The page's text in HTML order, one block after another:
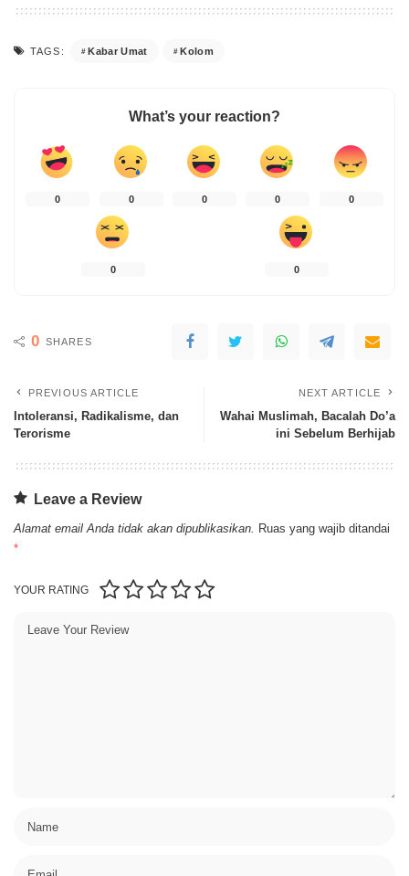
TAGS: Kabar Umat Kolom
What’s your reaction?
0 0 0 0 0
0 0
0 SHARES
PREVIOUS ARTICLE
Intoleransi, Radikalisme, dan
Terorisme
NEXT ARTICLE
Wahai Muslimah, Bacalah Do’a
ini Sebelum Berhijab
Leave a Review
Alamat email Anda tidak akan dipublikasikan. Ruas yang wajib ditandai
*
YOUR RATING